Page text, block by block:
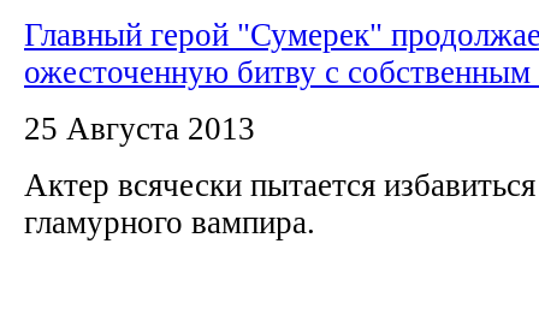
Главный герой "Сумерек"
ожесточенную битву с
25 Августа 2013
Актер всячески пытается
гламурного вампира.